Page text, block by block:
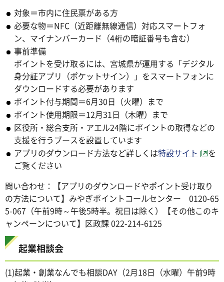
対象＝市内に住民票がある方
必要な物＝NFC（近距離無線通信）対応スマートフォ
ン、マイナンバーカード（4桁の暗証番号も含む）
事前準備
ポイントを受け取るには、宮城県が運用する「デジタル
身分証アプリ（ポケットサイン）」をスマートフォンに
ダウンロードする必要があります
ポイント付与期間＝6月30日（火曜）まで
ポイント使用期限＝12月31日（木曜）まで
区役所・総合支所・アエル24階にポイントの取得などの
支援を行うブースを設置しています
アプリのダウンロード方法など詳しくは特設サイト
を
ご覧ください
問い合わせ：【アプリのダウンロードやポイント受け取り
の方法について】みやぎポイントコールセンター 0120-65
5-067（午前9時～午後5時半。祝日は除く）【その他このキ
ャンペーンについて】区政課 022-214-6125
起業相談会
(1)起業・創業なんでも相談DAY（2月18日（水曜）午前9時